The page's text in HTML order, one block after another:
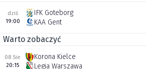
dziś
19:00
IFK Goteborg
KAA Gent
Warto zobaczyć
08 Sie
20:15
Korona Kielce
Legia Warszawa